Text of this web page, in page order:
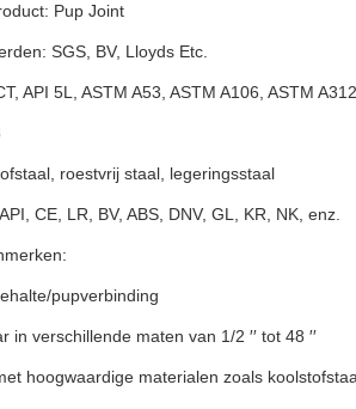
Pup Joint
SGS, BV, Lloyds Etc.
API 5L, ASTM A53, ASTM A106, ASTM
roestvrij staal, legeringsstaal
CE, LR, BV, ABS, DNV, GL, KR, NK, enz.
pupverbinding
in verschillende maten van 1/2 ′′ tot 48 ′′
hoogwaardige materialen zoals